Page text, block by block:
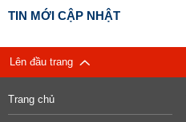
TIN MỚI CẬP NHẬT
Lên đầu trang
Trang chủ